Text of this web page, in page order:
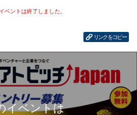
リンクをコピー